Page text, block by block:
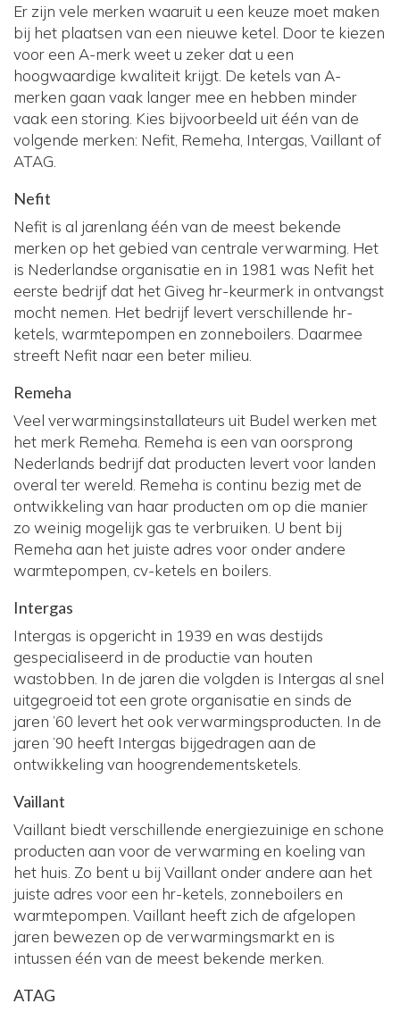
Er zijn vele merken waaruit u een keuze moet maken
bij het plaatsen van een nieuwe ketel. Door te kiezen
voor een A-merk weet u zeker dat u een
hoogwaardige kwaliteit krijgt. De ketels van A-
merken gaan vaak langer mee en hebben minder
vaak een storing. Kies bijvoorbeeld uit één van de
volgende merken: Nefit, Remeha, Intergas, Vaillant of
ATAG.
Nefit
Nefit is al jarenlang één van de meest bekende
merken op het gebied van centrale verwarming. Het
is Nederlandse organisatie en in 1981 was Nefit het
eerste bedrijf dat het Giveg hr-keurmerk in ontvangst
mocht nemen. Het bedrijf levert verschillende hr-
ketels, warmtepompen en zonneboilers. Daarmee
streeft Nefit naar een beter milieu.
Remeha
Veel verwarmingsinstallateurs uit Budel werken met
het merk Remeha. Remeha is een van oorsprong
Nederlands bedrijf dat producten levert voor landen
overal ter wereld. Remeha is continu bezig met de
ontwikkeling van haar producten om op die manier
zo weinig mogelijk gas te verbruiken. U bent bij
Remeha aan het juiste adres voor onder andere
warmtepompen, cv-ketels en boilers.
Intergas
Intergas is opgericht in 1939 en was destijds
gespecialiseerd in de productie van houten
wastobben. In de jaren die volgden is Intergas al snel
uitgegroeid tot een grote organisatie en sinds de
jaren ’60 levert het ook verwarmingsproducten. In de
jaren ’90 heeft Intergas bijgedragen aan de
ontwikkeling van hoogrendementsketels.
Vaillant
Vaillant biedt verschillende energiezuinige en schone
producten aan voor de verwarming en koeling van
het huis. Zo bent u bij Vaillant onder andere aan het
juiste adres voor een hr-ketels, zonneboilers en
warmtepompen. Vaillant heeft zich de afgelopen
jaren bewezen op de verwarmingsmarkt en is
intussen één van de meest bekende merken.
ATAG